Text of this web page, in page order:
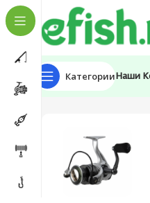
Категории Наши
Главная Товар Вес